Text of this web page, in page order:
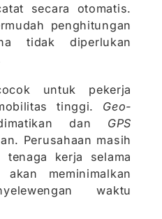
secara otomatis.
penghitungan
tidak diperlukan
untuk pekerja
tinggi. Geo-
dan GPS
Perusahaan masih
kerja selama
meminimalkan
waktu